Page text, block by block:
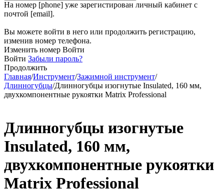
На номер [phone] уже зарегистирован личный кабинет с
почтой [email].
Вы можете войти в него или продолжить регистрацию,
изменив номер телефона.
Изменить номер Войти
Войти Забыли пароль?
Продолжить
Главная/Инструмент/Зажимной инструмент/
Длинногубцы/Длинногубцы изогнутые Insulated, 160 мм,
двухкомпонентные рукоятки Matrix Professional
Длинногубцы изогнутые
Insulated, 160 мм,
двухкомпонентные рукоятки
Matrix Professional